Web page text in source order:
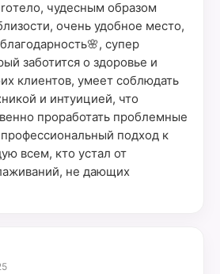
чудесным образом
очень удобное место,
супер
заботится о здоровье и
клиентов, умеет соблюдать
и интуицией, что
проработать проблемные
подход к
всем, кто устал от
не дающих